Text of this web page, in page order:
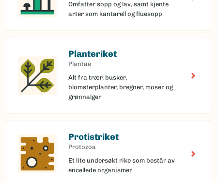
Omfatter sopp og lav, samt kjente
arter som kantarell og fluesopp
Planteriket
Plantae
Alt fra trær, busker,
blomsterplanter, bregner, moser og
grønnalger
Protistriket
Protozoa
Et lite undersøkt rike som består av
encellede organismer